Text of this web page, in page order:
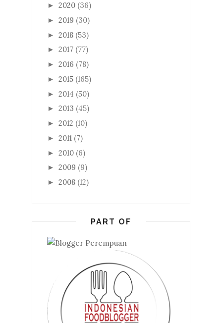
► 2020 (36)
► 2019 (30)
► 2018 (53)
► 2017 (77)
► 2016 (78)
► 2015 (165)
► 2014 (50)
► 2013 (45)
► 2012 (10)
► 2011 (7)
► 2010 (6)
► 2009 (9)
► 2008 (12)
PART OF